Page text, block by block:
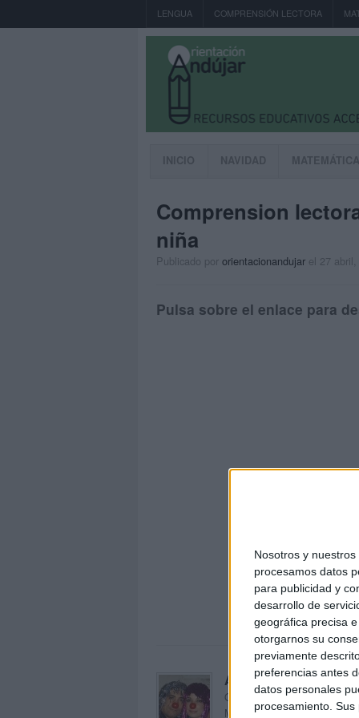
Nosotros y nuestros
procesamos datos
para publicidad y
desarrollo de
geográfica precisa
otorgarnos su
previamente
preferencias antes
datos personales
procesamiento.
LENGUA COMPRENSIÓN LECTORA
INICIO NAVIDAD
Comprension
niña
Publicado por orientacionandujar el 27 abril,
Pulsa sobre el enlace para
Acerca de
Orientación Andújar no es
Maribel, que además de ser